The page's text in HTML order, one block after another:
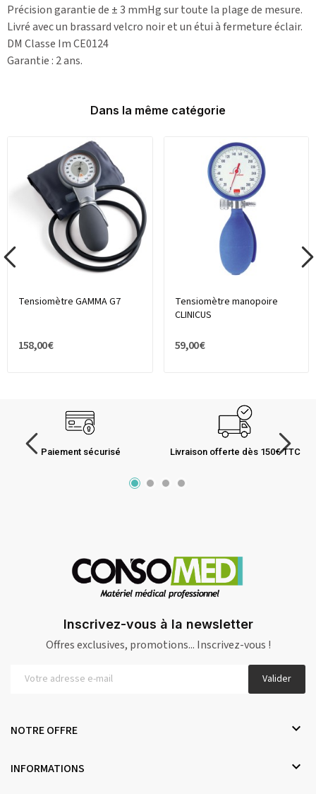
Précision garantie de ± 3 mmHg sur toute la plage de mesure.
Livré avec un brassard velcro noir et un étui à fermeture éclair.
DM Classe Im CE0124
Garantie : 2 ans.
Dans la même catégorie
Tensiomètre GAMMA G7
158,00 €
Tensiomètre manopoire
CLINICUS
59,00 €
Paiement sécurisé Livraison offerte dès 150€ TTC
Inscrivez-vous à la newsletter
Offres exclusives, promotions... Inscrivez-vous !
Valider
NOTRE OFFRE 
INFORMATIONS 